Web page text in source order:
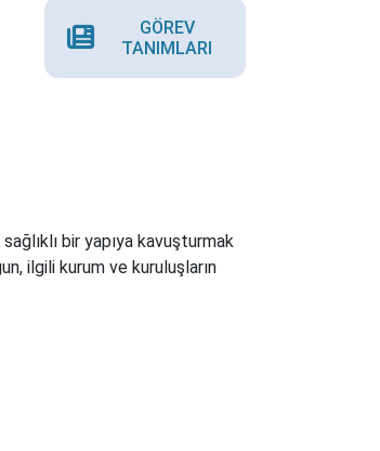
GÖREV
TANIMLARI
bir yapıya kavuşturmak
ilgili kurum ve kuruluşların